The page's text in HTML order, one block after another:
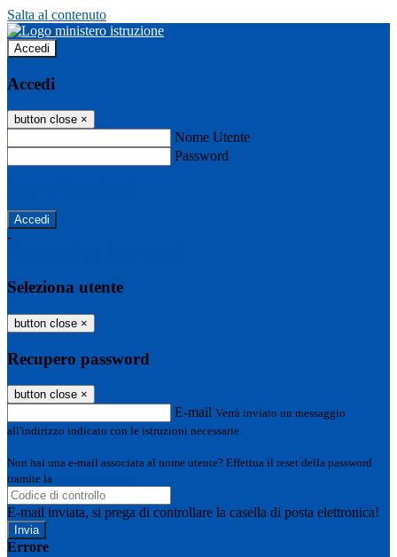
Salta al contenuto
Accedi
Accedi
button close ×
Nome Utente
Password
-
Seleziona utente
button close ×
Recupero password
button close ×
E-mail Verrà inviato un messaggio
all'indirizzo indicato con le istruzioni necessarie.
Non hai una e-mail associata al nome utente? Effettua il reset della password
tramite la
E-mail inviata, si prega di controllare la casella di posta elettronica!
Errore